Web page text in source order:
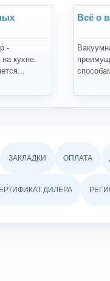
-
кухне.
Всё о
ЗАКЛАДКИ ОПЛАТА
ДИЛЕРА